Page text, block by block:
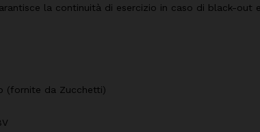
la continuità di esercizio in caso di black-out
(fornite da Zucchetti)